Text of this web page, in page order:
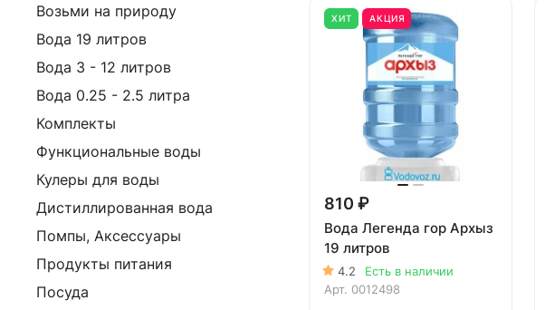
ХИТ АКЦИЯ
810 ₽
Вода Легенда гор Архыз
19 литров
4.2
Есть в наличии
Арт. 0012498
Возьми на природу
Вода 19 литров
Вода 3 - 12 литров
Вода 0.25 - 2.5 литра
Комплекты
Функциональные воды
Кулеры для воды
Дистиллированная вода
Помпы, Аксессуары
Продукты питания
Посуда